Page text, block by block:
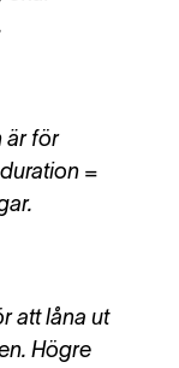
är för
=
att låna ut
Högre